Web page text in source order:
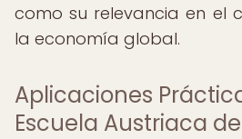
como su relevancia en el
la economía global.
Aplicaciones
Escuela Austriaca